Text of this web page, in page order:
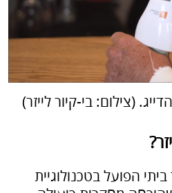
הפועל בטכנולוגיית